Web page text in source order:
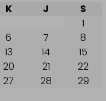
K J
S
1
6 7
8
13 14
15
20 21
22
27 28
29